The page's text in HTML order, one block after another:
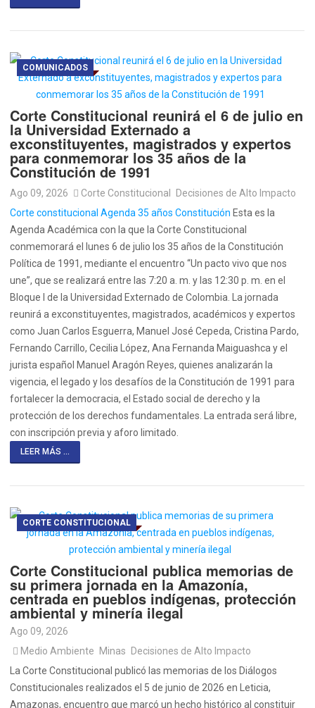
COMUNICADOS
Corte Constitucional reunirá el 6 de julio en
la Universidad Externado a
exconstituyentes, magistrados y expertos
para conmemorar los 35 años de la
Constitución de 1991
Ago 09, 2026 Corte Constitucional
Decisiones de Alto Impacto
Corte constitucional Agenda 35 años Constitución Esta es la
Agenda Académica con la que la Corte Constitucional
conmemorará el lunes 6 de julio los 35 años de la Constitución
Política de 1991, mediante el encuentro “Un pacto vivo que nos
une”, que se realizará entre las 7:20 a. m. y las 12:30 p. m. en el
Bloque I de la Universidad Externado de Colombia. La jornada
reunirá a exconstituyentes, magistrados, académicos y expertos
como Juan Carlos Esguerra, Manuel José Cepeda, Cristina Pardo,
Fernando Carrillo, Cecilia López, Ana Fernanda Maiguashca y el
jurista español Manuel Aragón Reyes, quienes analizarán la
vigencia, el legado y los desafíos de la Constitución de 1991 para
fortalecer la democracia, el Estado social de derecho y la
protección de los derechos fundamentales. La entrada será libre,
con inscripción previa y aforo limitado.
LEER MÁS ...
CORTE CONSTITUCIONAL
Corte Constitucional publica memorias de
su primera jornada en la Amazonía,
centrada en pueblos indígenas, protección
ambiental y minería ilegal
Ago 09, 2026
Medio Ambiente
Minas
Decisiones de Alto Impacto
La Corte Constitucional publicó las memorias de los Diálogos
Constitucionales realizados el 5 de junio de 2026 en Leticia,
Amazonas, encuentro que marcó un hecho histórico al constituir